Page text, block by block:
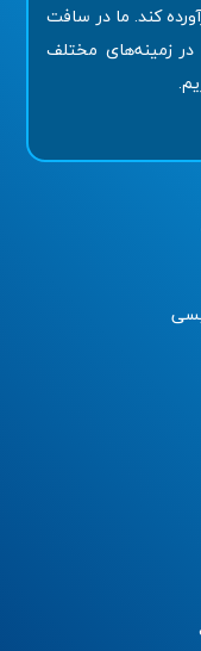
کند. ما در سافت
در زمینه‌های مختلف